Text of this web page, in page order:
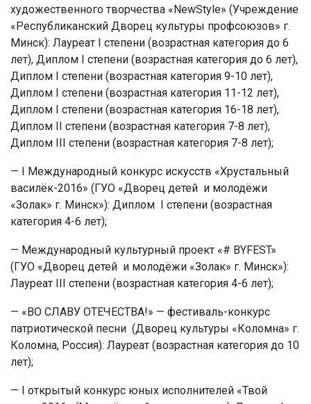
художественного творчества «NewStyle» (Учреждение
«Республиканский Дворец культуры профсоюзов» г.
Минск): Лауреат I степени (возрастная категория до 6
лет), Диплом I степени (возрастная категория до 6 лет),
Диплом I степени (возрастная категория 9-10 лет),
Диплом I степени (возрастная категория 11-12 лет),
Диплом I степени (возрастная категория 16-18 лет),
Диплом II степени (возрастная категория 7-8 лет),
Диплом III степени (возрастная категория 7-8 лет);
— I Международный конкурс искусств «Хрустальный
василёк-2016» (ГУО «Дворец детей и молодёжи
«Золак» г. Минск»): Диплом I степени (возрастная
категория 4-6 лет);
— Международный культурный проект «# BYFEST»
(ГУО «Дворец детей и молодёжи «Золак» г. Минск»):
Лауреат III степени (возрастная категория 4-6 лет);
— «ВО СЛАВУ ОТЕЧЕСТВА!» — фестиваль-конкурс
патриотической песни (Дворец культуры «Коломна» г.
Коломна, Россия): Лауреат (возрастная категория до 10
лет);
— I открытый конкурс юных исполнителей «Твой